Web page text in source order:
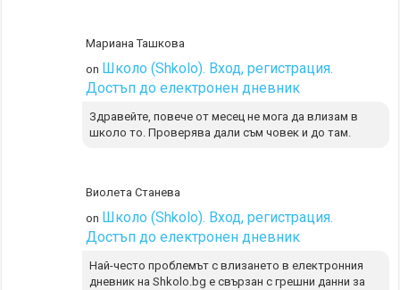
Мариана Ташкова
on Школо (Shkolo). Вход, регистрация.
Достъп до електронен дневник
Здравейте, повече от месец не мога да влизам в
школо то. Проверява дали съм човек и до там.
Виолета Станева
on Школо (Shkolo). Вход, регистрация.
Достъп до електронен дневник
Най-често проблемът с влизането в електронния
дневник на Shkolo.bg е свързан с грешни данни за